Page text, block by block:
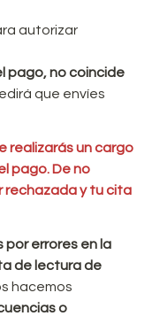
autorizar
pago, no coincide
que envíes
realizarás un cargo
pago. De no
rechazada y tu cita
por errores en la
de lectura de
hacemos
o